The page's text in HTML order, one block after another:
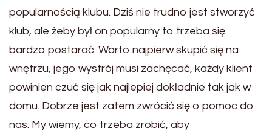
popularnością klubu. Dziś nie trudno jest stworzyć
klub, ale żeby był on popularny to trzeba się
bardzo postarać. Warto najpierw skupić się na
wnętrzu, jego wystrój musi zachęcać, każdy klient
powinien czuć się jak najlepiej dokładnie tak jak w
domu. Dobrze jest zatem zwrócić się o pomoc do
nas. My wiemy, co trzeba zrobić, aby